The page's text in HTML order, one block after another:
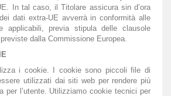
In tal caso, il Titolare assicura sin d’ora
dati extra-UE avverrà in conformità alle
applicabili, previa stipula delle clausole
dalla Commissione Europea.
i cookie. I cookie sono piccoli file di
utilizzati dai siti web per rendere più
per l’utente. Utilizziamo cookie tecnici per